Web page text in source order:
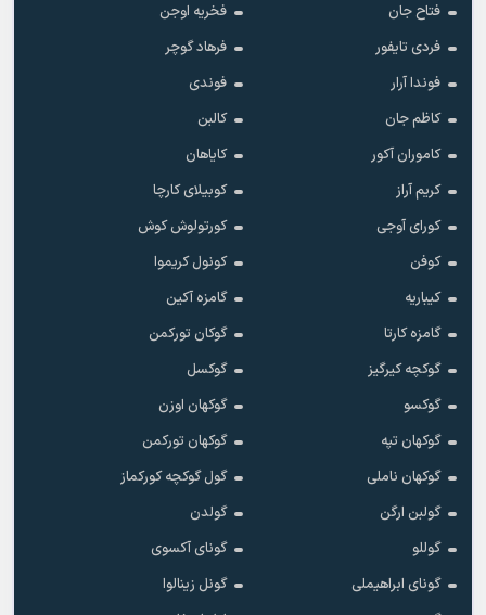
فتاح جان
فخریه اوجن
فردی تایفور
فرهاد گوچر
فوندا آرار
فوندی
کاظم جان
کالبن
کاموران آکور
کایاهان
کریم آراز
کوبیلای کارچا
کورای آوجی
کورتولوش کوش
کوفن
کونول کریموا
کیباریه
گامزه آکین
گامزه کارتا
گوکان تورکمن
گوکچه کیرگیز
گوکسل
گوکسو
گوکهان اوزن
گوکهان تپه
گوکهان تورکمن
گوکهان ناملی
گول گوکچه کورکماز
گولبن ارگن
گولدن
گوللو
گونای آکسوی
گونای ابراهیملی
گونل زینالوا